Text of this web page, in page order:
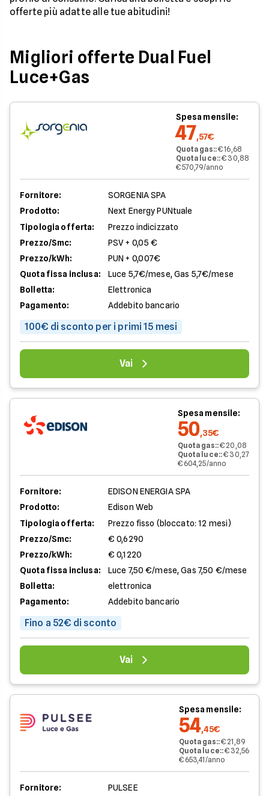
offerte più adatte alle tue abitudini!
Migliori offerte Dual Fuel
Luce+Gas
Spesa mensile:
47,57€
Quota gas::€ 16,68
Quota luce::€ 30,88
€ 570,79/anno
Fornitore:
SORGENIA SPA
Prodotto:
Next Energy PUNtuale
Tipologia offerta:
Prezzo indicizzato
Prezzo/Smc:
PSV + 0,05 €
Prezzo/kWh:
PUN + 0,007€
Quota fissa inclusa:
Luce 5,7€/mese, Gas 5,7€/mese
Bolletta:
Elettronica
Pagamento:
Addebito bancario
100€ di sconto per i primi 15 mesi
Vai
Spesa mensile:
50,35€
Quota gas::€ 20,08
Quota luce::€ 30,27
€ 604,25/anno
Fornitore:
EDISON ENERGIA SPA
Prodotto:
Edison Web
Tipologia offerta:
Prezzo fisso (bloccato: 12 mesi)
Prezzo/Smc:
€ 0,6290
Prezzo/kWh:
€ 0,1220
Quota fissa inclusa:
Luce 7,50 €/mese, Gas 7,50 €/mese
Bolletta:
elettronica
Pagamento:
Addebito bancario
Fino a 52€ di sconto
Vai
Spesa mensile:
54,45€
Quota gas::€ 21,89
Quota luce::€ 32,56
€ 653,41/anno
Fornitore:
PULSEE